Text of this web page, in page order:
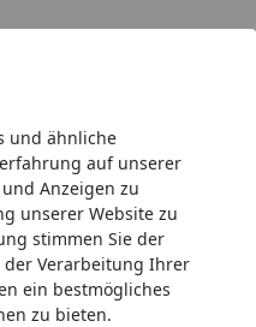
und ähnliche
auf unserer
Anzeigen zu
unserer Website zu
stimmen Sie der
der Verarbeitung Ihrer
ein bestmögliches
zu bieten.
Hotline
& Pool-
bis 468,99€)